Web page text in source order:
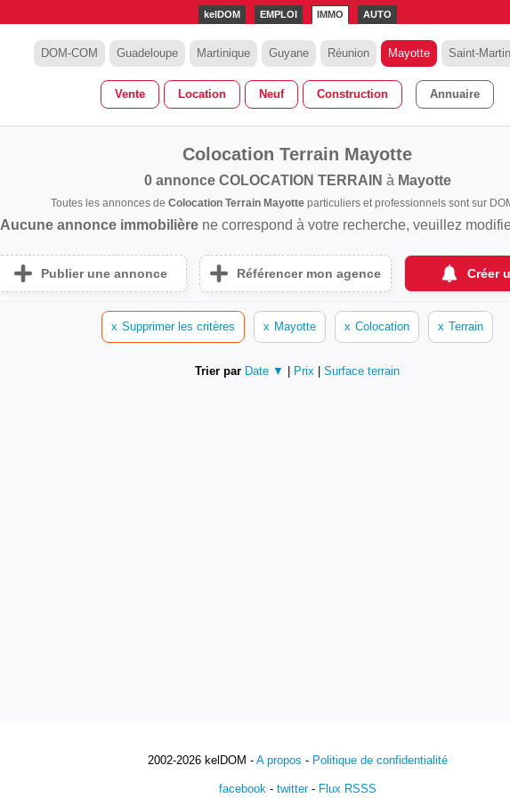
kelDOM EMPLOI IMMO AUTO
DOM-COM Guadeloupe Martinique Guyane Réunion Mayotte Saint-Martin
Vente Location Neuf Construction Annuaire
Colocation Terrain Mayotte
0 annonce COLOCATION TERRAIN à Mayotte
Toutes les annonces de Colocation Terrain Mayotte particuliers et professionnels sont sur
Aucune annonce immobilièrene correspond à votre recherche, veuillez
Publier une annonce Référencer mon agence Créer
x Supprimer les critères x Mayotte x Colocation x Terrain
Trier par Date ▼ Prix Surface terrain
2002-2026 kelDOM - A propos - Politique de confidentialité
facebook- twitter- Flux RSSS